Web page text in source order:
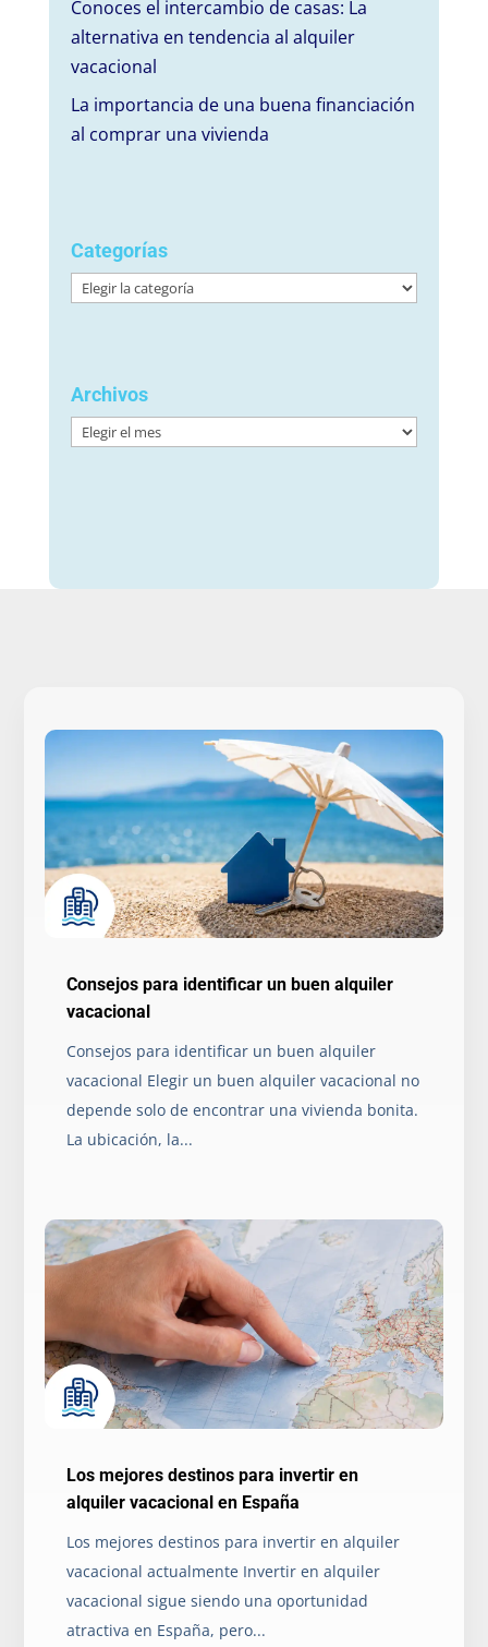
Conoces el intercambio de casas: La
alternativa en tendencia al alquiler
vacacional
La importancia de una buena financiación
al comprar una vivienda
Categorías
Categorías
Archivos
Archivos
Consejos para identificar un buen alquiler
vacacional
Consejos para identificar un buen alquiler
vacacional Elegir un buen alquiler vacacional no
depende solo de encontrar una vivienda bonita.
La ubicación, la...
Los mejores destinos para invertir en
alquiler vacacional en España
Los mejores destinos para invertir en alquiler
vacacional actualmente Invertir en alquiler
vacacional sigue siendo una oportunidad
atractiva en España, pero...